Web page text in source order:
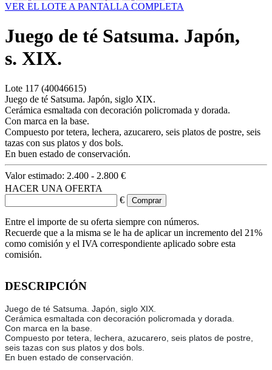
VER EL LOTE A PANTALLA COMPLETA
Juego de té Satsuma. Japón,
s. XIX.
Lote 117 (40046615)
Juego de té Satsuma. Japón, siglo XIX.
Cerámica esmaltada con decoración policromada y dorada.
Con marca en la base.
Compuesto por tetera, lechera, azucarero, seis platos de postre, seis
tazas con sus platos y dos bols.
En buen estado de conservación.
Valor estimado: 2.400 - 2.800 €
HACER UNA OFERTA
€
Entre el importe de su oferta siempre con números.
Recuerde que a la misma se le ha de aplicar un incremento del 21%
como comisión y el IVA correspondiente aplicado sobre esta
comisión.
DESCRIPCIÓN
Juego de té Satsuma. Japón, siglo XIX.
Cerámica esmaltada con decoración policromada y dorada.
Con marca en la base.
Compuesto por tetera, lechera, azucarero, seis platos de postre,
seis tazas con sus platos y dos bols.
En buen estado de conservación.